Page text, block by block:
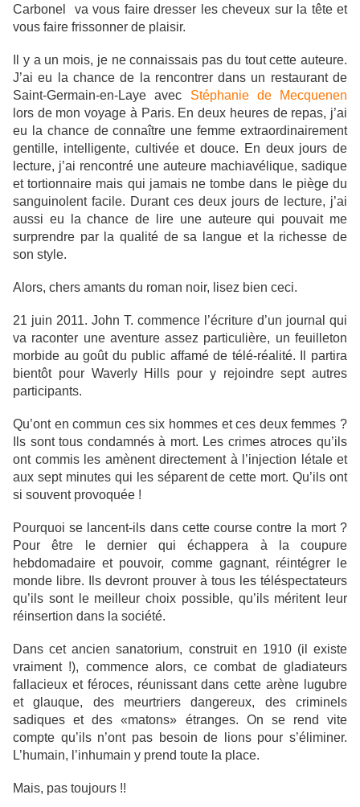
Carbonel va vous faire dresser les cheveux sur la tête et
vous faire frissonner de plaisir.
Il y a un mois, je ne connaissais pas du tout cette auteure.
J’ai eu la chance de la rencontrer dans un restaurant de
Saint-Germain-en-Laye avec Stéphanie de Mecquenen
lors de mon voyage à Paris. En deux heures de repas, j’ai
eu la chance de connaître une femme extraordinairement
gentille, intelligente, cultivée et douce. En deux jours de
lecture, j’ai rencontré une auteure machiavélique, sadique
et tortionnaire mais qui jamais ne tombe dans le piège du
sanguinolent facile. Durant ces deux jours de lecture, j’ai
aussi eu la chance de lire une auteure qui pouvait me
surprendre par la qualité de sa langue et la richesse de
son style.
Alors, chers amants du roman noir, lisez bien ceci.
21 juin 2011. John T. commence l’écriture d’un journal qui
va raconter une aventure assez particulière, un feuilleton
morbide au goût du public affamé de télé-réalité. Il partira
bientôt pour Waverly Hills pour y rejoindre sept autres
participants.
Qu’ont en commun ces six hommes et ces deux femmes ?
Ils sont tous condamnés à mort. Les crimes atroces qu’ils
ont commis les amènent directement à l’injection létale et
aux sept minutes qui les séparent de cette mort. Qu’ils ont
si souvent provoquée !
Pourquoi se lancent-ils dans cette course contre la mort ?
Pour être le dernier qui échappera à la coupure
hebdomadaire et pouvoir, comme gagnant, réintégrer le
monde libre. Ils devront prouver à tous les téléspectateurs
qu’ils sont le meilleur choix possible, qu’ils méritent leur
réinsertion dans la société.
Dans cet ancien sanatorium, construit en 1910 (il existe
vraiment !), commence alors, ce combat de gladiateurs
fallacieux et féroces, réunissant dans cette arène lugubre
et glauque, des meurtriers dangereux, des criminels
sadiques et des «matons» étranges. On se rend vite
compte qu’ils n’ont pas besoin de lions pour s’éliminer.
L’humain, l’inhumain y prend toute la place.
Mais, pas toujours !!